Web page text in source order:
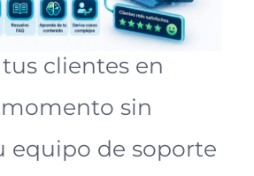
clientes en
sin
equipo de soporte